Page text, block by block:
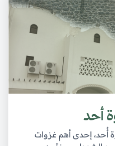
أحد
أُحد، إحدى أهم غزوات